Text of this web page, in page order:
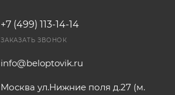
+7 (499) 113-14-14
ЗАКАЗАТЬ ЗВОНОК
info@beloptovik.ru
Москва ул.Нижние поля д.27 (м.